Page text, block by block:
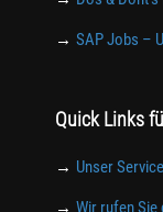
→ SAP Jobs –
Quick Links
→ Unser
→ Wir rufen Sie